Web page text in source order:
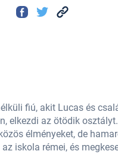
fiú, akit Lucas és
elkezdi az ötödik
élményeket, de
iskola rémei, és